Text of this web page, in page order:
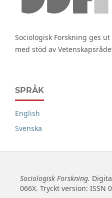
Sociologisk Forskning ges
med stöd av
SPRÅK
English
Svenska
Sociologisk Forskning.
066X. Tryckt version: ISSN